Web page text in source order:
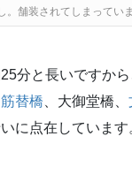
。舗装されてしまってい
分と長いですか
筋替橋 、大御堂橋、
に点在していま